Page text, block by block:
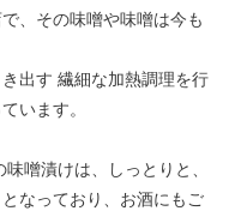
、その味噌や味噌は今も
出す 繊細な加熱調理を行
います。
噌漬けは、しっとりと、
なっており、お酒にもご